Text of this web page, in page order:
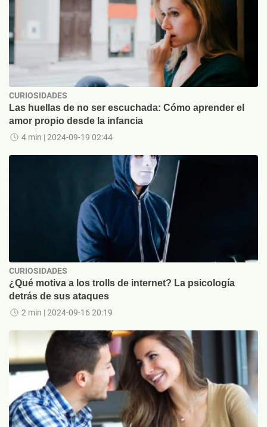
CURIOSIDADES
Las huellas de no ser escuchada: Cómo aprender el
amor propio desde la infancia
4 min | 2024-09-19 02:44
CURIOSIDADES
¿Qué motiva a los trolls de internet? La psicología
detrás de sus ataques
2 min | 2024-09-16 20:19